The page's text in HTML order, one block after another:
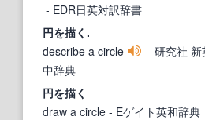
- EDR日英対訳辞書
円を描く.
describe a circle
- 研究社 新
中辞典
円を描く
draw a circle - Eゲイト英和辞典